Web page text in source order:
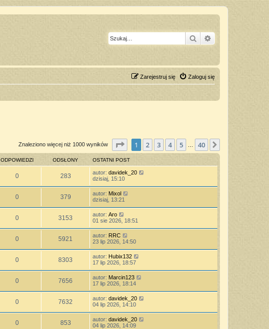
Szukaj
Zaloguj się
Zarejestruj się
Znaleziono więcej niż 1000 wyników Strona1 40
1 2 3 4 5 40
ODPOWIEDZI ODSŁONY OSTATNI POST
0 283 autor: davidek_20
dzisiaj, 15:10
0 379 autor: Mixol
dzisiaj, 13:21
0 3153 autor: Aro
01 sie 2026, 18:51
0 5921 autor: RRC
23 lip 2026, 14:50
0 8303 autor: Hubix132
17 lip 2026, 18:57
0 7656 autor: Marcin123
17 lip 2026, 18:14
0 7632 autor: davidek_20
04 lip 2026, 14:10
0 853 autor: davidek_20
04 lip 2026, 14:09